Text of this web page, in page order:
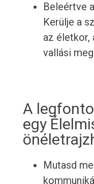
Beleértve
Kerülje a
az életkor,
vallási
A
egy
Mutasd